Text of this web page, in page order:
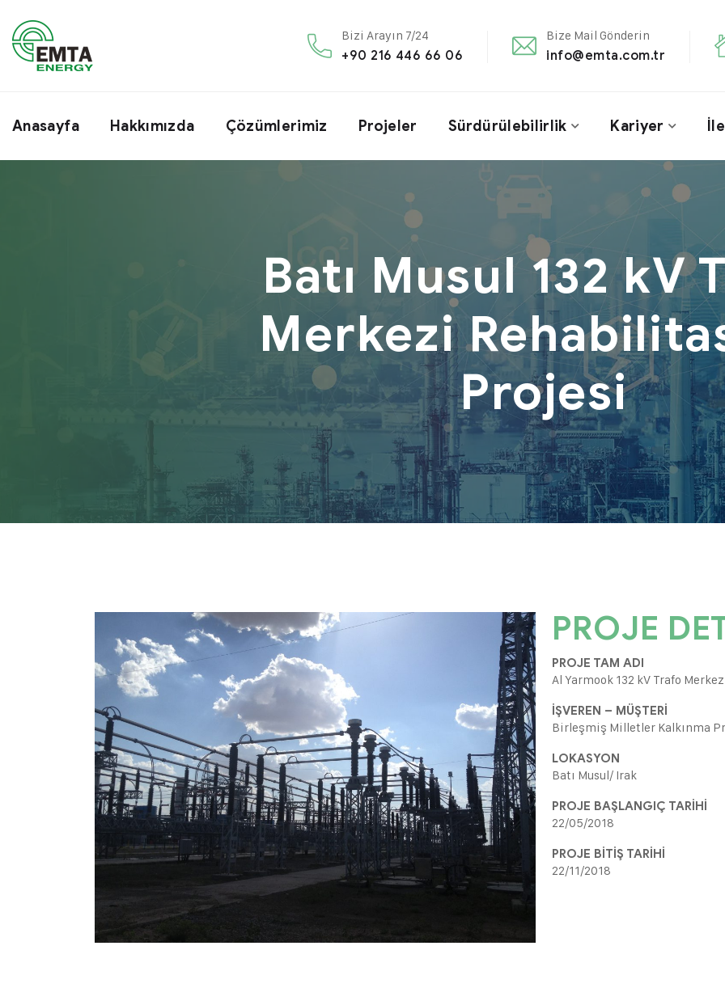
Bizi Arayın 7/24
+90 216 446 66 06
Bize Mail Gönderin
info@emta.com.tr
Anasayfa Hakkımızda Çözümlerimiz Projeler Sürdürülebilirlik Kariyer
Batı Musul 132 kV
Merkezi
Projesi
PROJE
PROJE TAM ADI
Al Yarmook 132 kV Trafo
İŞVEREN – MÜŞTERİ
Birleşmiş Milletler Kalkınma
LOKASYON
Batı Musul/ Irak
PROJE BAŞLANGIÇ TARİHİ
22/05/2018
PROJE BİTİŞ TARİHİ
22/11/2018